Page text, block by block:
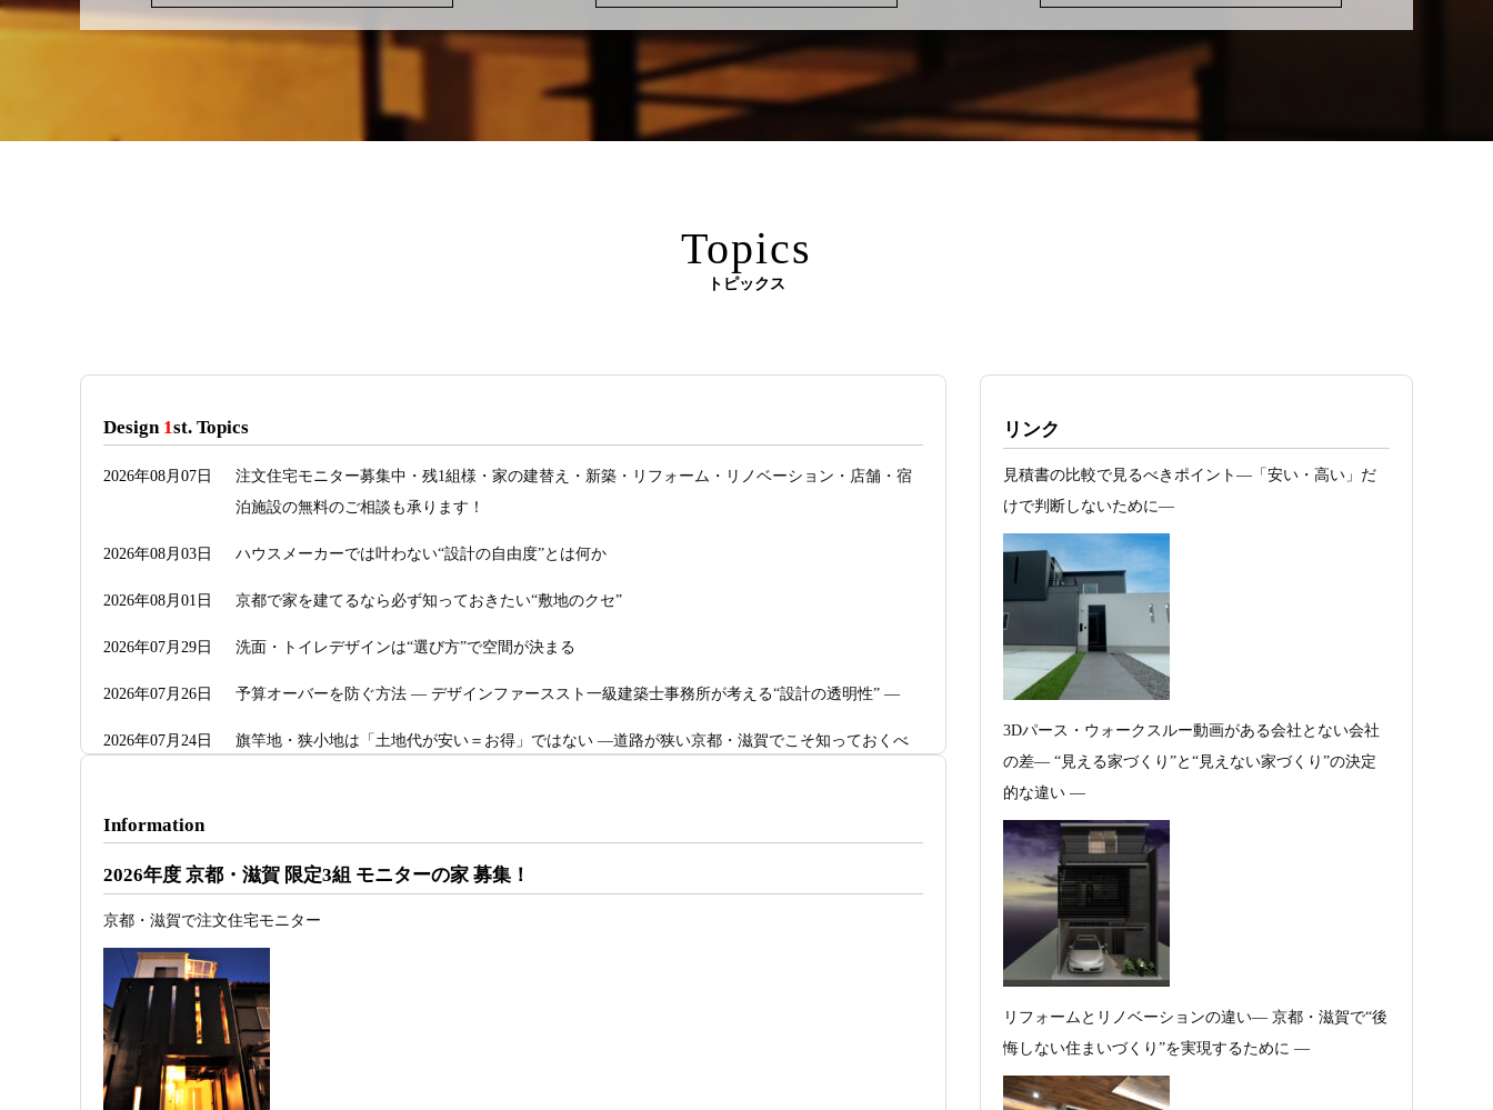
Topics
トピックス
Design 1st. Topics
2026年08月07日
注文住宅モニター募集中・残1組様・家の建替え・新築・リフォーム・リノベーション・店舗・宿
泊施設の無料のご相談も承ります！
2026年08月03日 ハウスメーカーでは叶わない“設計の自由度”とは何か
2026年08月01日 京都で家を建てるなら必ず知っておきたい“敷地のクセ”
2026年07月29日 洗面・トイレデザインは“選び方”で空間が決まる
2026年07月26日 予算オーバーを防ぐ方法 ― デザインファーススト一級建築士事務所が考える“設計の透明性” ―
2026年07月24日
旗竿地・狭小地は「土地代が安い＝お得」ではない ―道路が狭い京都・滋賀でこそ知っておくべ
2026年07月23日
2026年07月20日 RC造と木造の本質的な違いと、木造でRC風デザインを実現するための設計戦略
2026年07月13日 ガレージハウスを建てたい！愛車と暮らす理想の注文住宅｜京都・滋賀で建てるデザイン住宅
2026年07月11日
3D設計で理想の家づくり
2026年07月09日 「自由設計」の本当の意味。どこまで自由なのか
2026年07月07日
【残り1組限定】Design1st.一級建築士事務所 モニター募集｜“建築家とつくる家”を特別価格で体験
Information
2026年度 京都・滋賀 限定3組 モニターの家 募集！
京都・滋賀で注文住宅モニター
リンク
見積書の比較で見るべきポイント―「安い・高い」だ
けで判断しないために―
3Dパース・ウォークスルー動画がある会社とない会社
の差— “見える家づくり”と“見えない家づくり”の決定
的な違い —
リフォームとリノベーションの違い― 京都・滋賀で“後
悔しない住まいづくり”を実現するために ―